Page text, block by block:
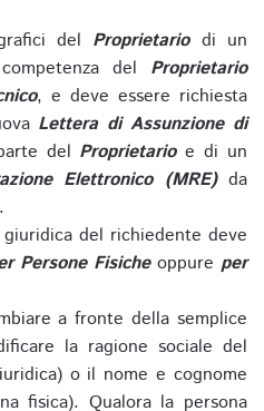
del Proprietariodi un
del Proprietario
, e deve essere richiesta
Lettera di Assunzione di
del Proprietarioe di un
Elettronico (MRE)da
.
del richiedente deve
Persone Fisicheoppure per
a fronte della semplice
la ragione sociale del
o il nome e cognome
fisica). Qualora la persona